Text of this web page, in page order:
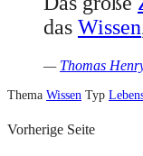
das Wissen
— Thomas
Thema Wissen Typ
Vorherige Seite